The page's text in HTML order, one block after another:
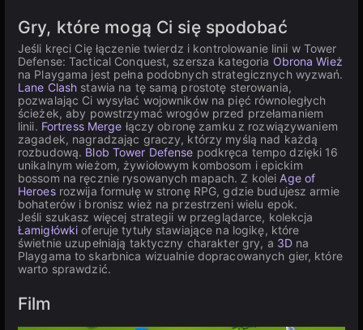
Gry, które mogą Ci się spodobać
Jeśli kręci Cię łączenie twierdz i kontrolowanie linii w Tower
Defense: Tactical Conquest, szersza kategoria Obrona Wież
na Playgama jest pełna podobnych strategicznych wyzwań.
Lane Clash stawia na tę samą prostotę sterowania,
pozwalając Ci wysyłać wojowników na pięć równoległych
ścieżek, aby powstrzymać wrogów przed przełamaniem
linii. Fortress Merge łączy obronę zamku z rozwiązywaniem
zagadek, nagradzając graczy, którzy myślą nad każdą
rozbudową. Blob Tower Defense podkręca tempo dzięki 16
unikalnym wieżom, żywiołowym kombosom i epickim
bossom na ręcznie rysowanych mapach. Z koleiAge of
Heroesrozwija formułę w stronę RPG, gdzie budujesz armie
bohaterów i bronisz wież na przestrzeni wielu epok.
Jeśli szukasz więcej strategii w przeglądarce, kolekcja
Łamigłówki oferuje tytuły stawiające na logikę, które
świetnie uzupełniają taktyczny charakter gry, a 3D na
Playgama to skarbnica wizualnie dopracowanych gier, które
warto sprawdzić.
Film